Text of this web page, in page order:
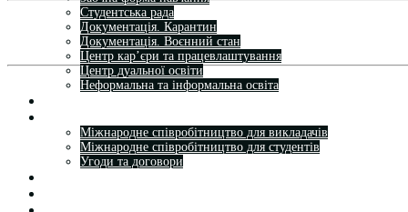
Студентська рада
Документація. Карантин
Документація. Воєнний стан
Центр кар’єри та працевлаштування
Центр дуальної освіти
Неформальна та інформальна освіта
Міжнародне співробітництво для викладачів
Міжнародне співробітництво для студентів
Угоди та договори